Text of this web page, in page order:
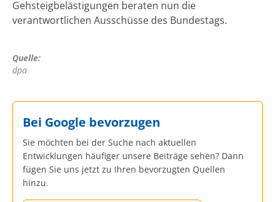
Gehsteigbelästigungen beraten nun die
verantwortlichen Ausschüsse des Bundestags.
Quelle:
dpa
Bei Google bevorzugen
Sie möchten bei der Suche nach aktuellen
Entwicklungen häufiger unsere Beiträge sehen? Dann
fügen Sie uns jetzt zu Ihren bevorzugten Quellen
hinzu.